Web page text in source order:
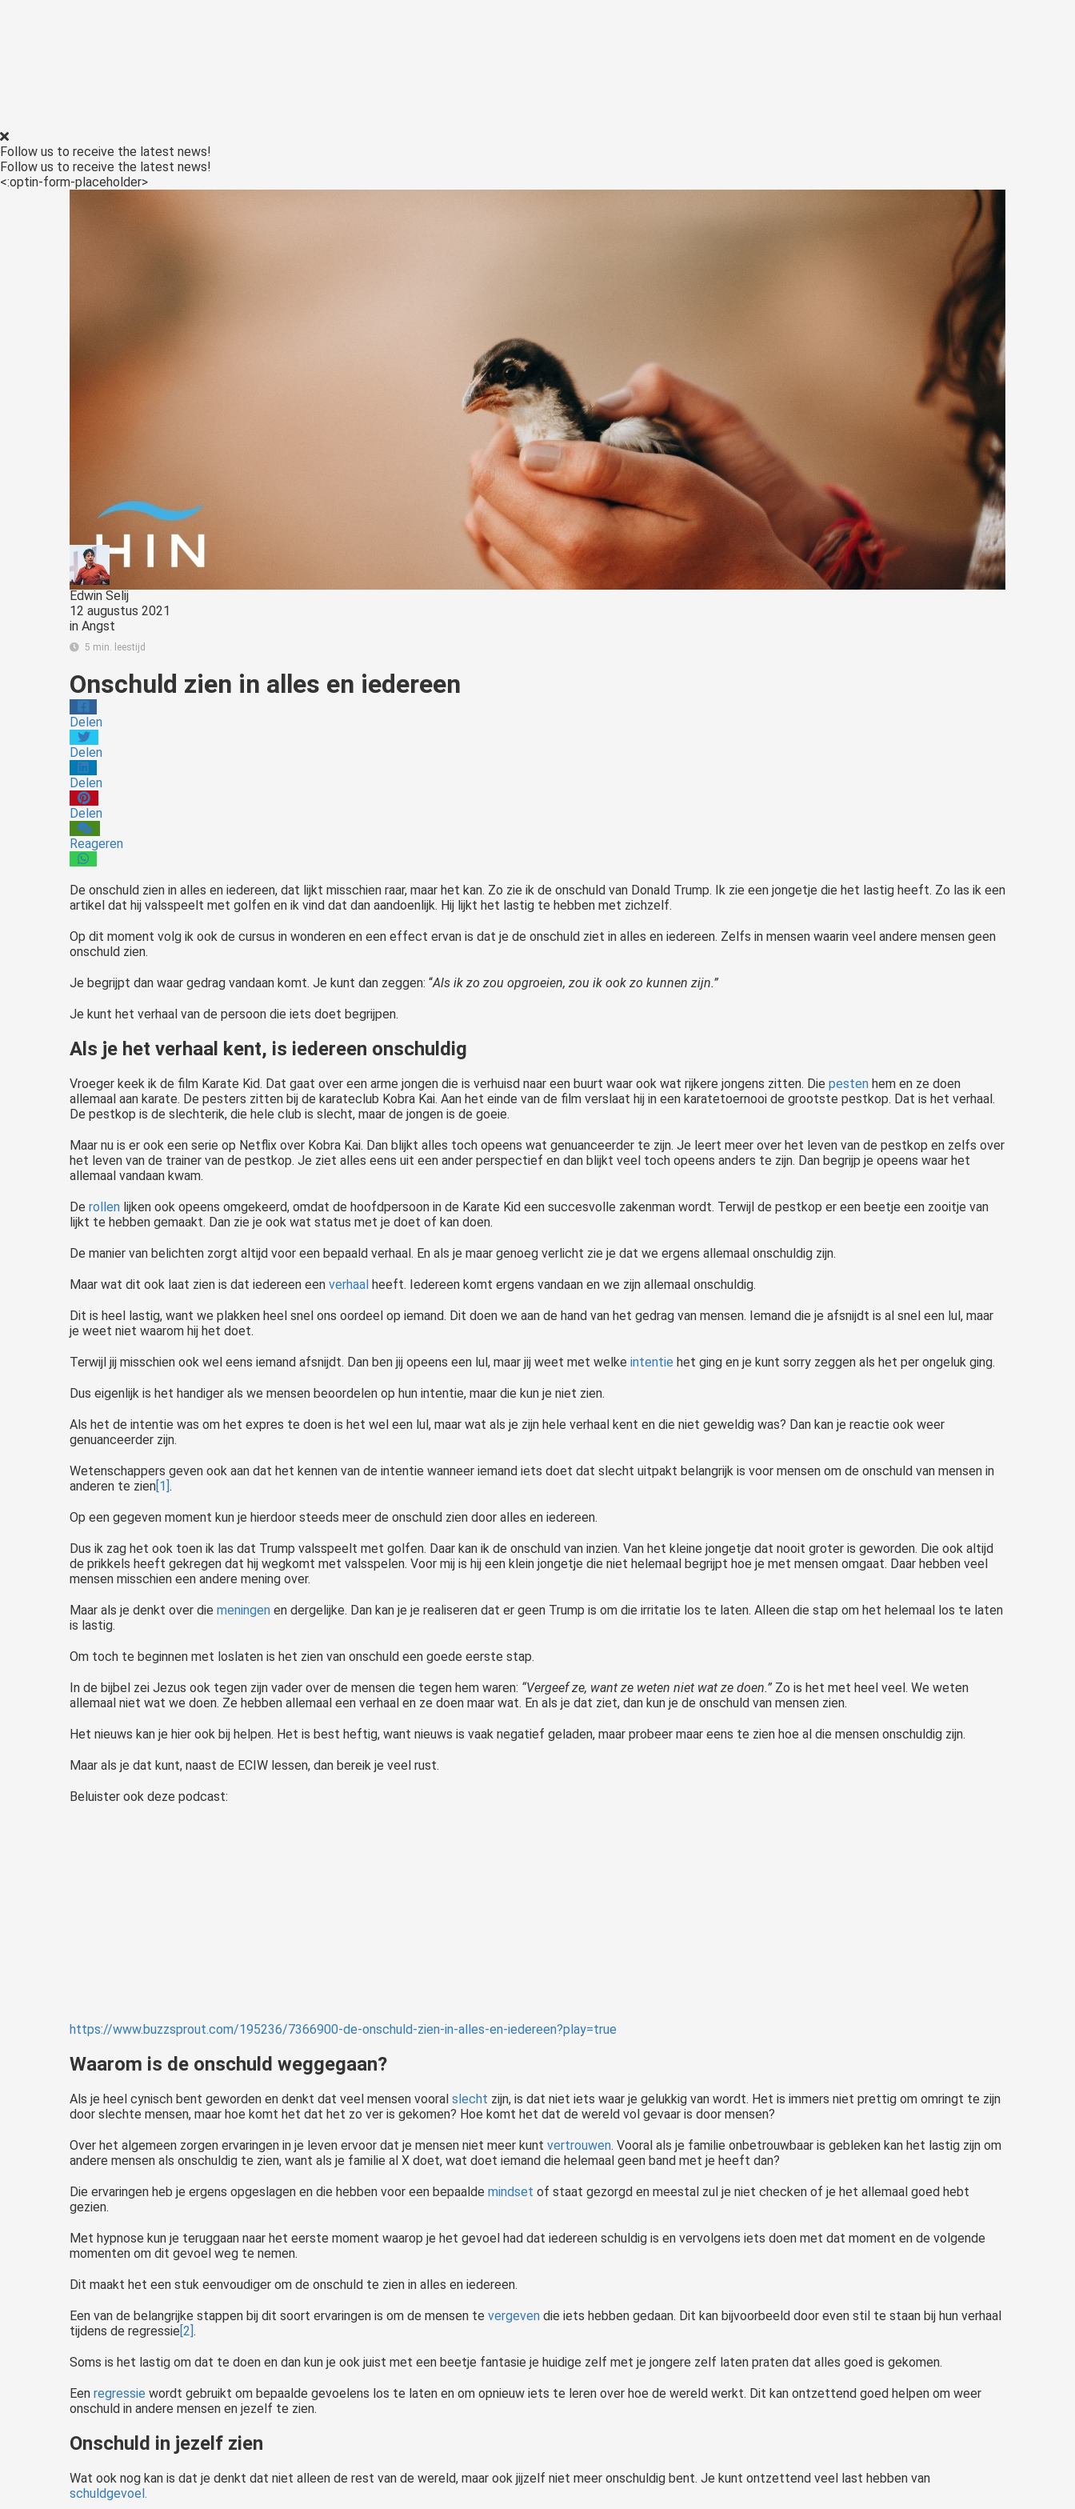
Follow us to receive the latest news!
Follow us to receive the latest news!
<:optin-form-placeholder>
Edwin Selij
12 augustus 2021
in Angst
5 min. leestijd
Onschuld zien in alles en iedereen
Delen
Delen
Delen
Delen
Reageren
De onschuld zien in alles en iedereen, dat lijkt misschien raar, maar het kan. Zo zie ik de onschuld van Donald Trump. Ik zie een jongetje die het lastig heeft. Zo las ik een
artikel dat hij valsspeelt met golfen en ik vind dat dan aandoenlijk. Hij lijkt het lastig te hebben met zichzelf.
Op dit moment volg ik ook de cursus in wonderen en een effect ervan is dat je de onschuld ziet in alles en iedereen. Zelfs in mensen waarin veel andere mensen geen
onschuld zien.
Je begrijpt dan waar gedrag vandaan komt. Je kunt dan zeggen: “Als ik zo zou opgroeien, zou ik ook zo kunnen zijn.”
Je kunt het verhaal van de persoon die iets doet begrijpen.
Als je het verhaal kent, is iedereen onschuldig
Vroeger keek ik de film Karate Kid. Dat gaat over een arme jongen die is verhuisd naar een buurt waar ook wat rijkere jongens zitten. Die pesten hem en ze doen
allemaal aan karate. De pesters zitten bij de karateclub Kobra Kai. Aan het einde van de film verslaat hij in een karatetoernooi de grootste pestkop. Dat is het verhaal.
De pestkop is de slechterik, die hele club is slecht, maar de jongen is de goeie.
Maar nu is er ook een serie op Netflix over Kobra Kai. Dan blijkt alles toch opeens wat genuanceerder te zijn. Je leert meer over het leven van de pestkop en zelfs over
het leven van de trainer van de pestkop. Je ziet alles eens uit een ander perspectief en dan blijkt veel toch opeens anders te zijn. Dan begrijp je opeens waar het
allemaal vandaan kwam.
De rollen lijken ook opeens omgekeerd, omdat de hoofdpersoon in de Karate Kid een succesvolle zakenman wordt. Terwijl de pestkop er een beetje een zooitje van
lijkt te hebben gemaakt. Dan zie je ook wat status met je doet of kan doen.
De manier van belichten zorgt altijd voor een bepaald verhaal. En als je maar genoeg verlicht zie je dat we ergens allemaal onschuldig zijn.
Maar wat dit ook laat zien is dat iedereen een verhaal heeft. Iedereen komt ergens vandaan en we zijn allemaal onschuldig.
Dit is heel lastig, want we plakken heel snel ons oordeel op iemand. Dit doen we aan de hand van het gedrag van mensen. Iemand die je afsnijdt is al snel een lul, maar
je weet niet waarom hij het doet.
Terwijl jij misschien ook wel eens iemand afsnijdt. Dan ben jij opeens een lul, maar jij weet met welke intentie het ging en je kunt sorry zeggen als het per ongeluk ging.
Dus eigenlijk is het handiger als we mensen beoordelen op hun intentie, maar die kun je niet zien.
Als het de intentie was om het expres te doen is het wel een lul, maar wat als je zijn hele verhaal kent en die niet geweldig was? Dan kan je reactie ook weer
genuanceerder zijn.
Wetenschappers geven ook aan dat het kennen van de intentie wanneer iemand iets doet dat slecht uitpakt belangrijk is voor mensen om de onschuld van mensen in
anderen te zien[1].
Op een gegeven moment kun je hierdoor steeds meer de onschuld zien door alles en iedereen.
Dus ik zag het ook toen ik las dat Trump valsspeelt met golfen. Daar kan ik de onschuld van inzien. Van het kleine jongetje dat nooit groter is geworden. Die ook altijd
de prikkels heeft gekregen dat hij wegkomt met valsspelen. Voor mij is hij een klein jongetje die niet helemaal begrijpt hoe je met mensen omgaat. Daar hebben veel
mensen misschien een andere mening over.
Maar als je denkt over die meningen en dergelijke. Dan kan je je realiseren dat er geen Trump is om die irritatie los te laten. Alleen die stap om het helemaal los te laten
is lastig.
Om toch te beginnen met loslaten is het zien van onschuld een goede eerste stap.
In de bijbel zei Jezus ook tegen zijn vader over de mensen die tegen hem waren: “Vergeef ze, want ze weten niet wat ze doen.” Zo is het met heel veel. We weten
allemaal niet wat we doen. Ze hebben allemaal een verhaal en ze doen maar wat. En als je dat ziet, dan kun je de onschuld van mensen zien.
Het nieuws kan je hier ook bij helpen. Het is best heftig, want nieuws is vaak negatief geladen, maar probeer maar eens te zien hoe al die mensen onschuldig zijn.
Maar als je dat kunt, naast de ECIW lessen, dan bereik je veel rust.
Beluister ook deze podcast:
https://www.buzzsprout.com/195236/7366900-de-onschuld-zien-in-alles-en-iedereen?play=true
Waarom is de onschuld weggegaan?
Als je heel cynisch bent geworden en denkt dat veel mensen vooral slecht zijn, is dat niet iets waar je gelukkig van wordt. Het is immers niet prettig om omringt te zijn
door slechte mensen, maar hoe komt het dat het zo ver is gekomen? Hoe komt het dat de wereld vol gevaar is door mensen?
Over het algemeen zorgen ervaringen in je leven ervoor dat je mensen niet meer kunt vertrouwen. Vooral als je familie onbetrouwbaar is gebleken kan het lastig zijn om
andere mensen als onschuldig te zien, want als je familie al X doet, wat doet iemand die helemaal geen band met je heeft dan?
Die ervaringen heb je ergens opgeslagen en die hebben voor een bepaalde mindset of staat gezorgd en meestal zul je niet checken of je het allemaal goed hebt
gezien.
Met hypnose kun je teruggaan naar het eerste moment waarop je het gevoel had dat iedereen schuldig is en vervolgens iets doen met dat moment en de volgende
momenten om dit gevoel weg te nemen.
Dit maakt het een stuk eenvoudiger om de onschuld te zien in alles en iedereen.
Een van de belangrijke stappen bij dit soort ervaringen is om de mensen te vergeven die iets hebben gedaan. Dit kan bijvoorbeeld door even stil te staan bij hun verhaal
tijdens de regressie[2].
Soms is het lastig om dat te doen en dan kun je ook juist met een beetje fantasie je huidige zelf met je jongere zelf laten praten dat alles goed is gekomen.
Een regressie wordt gebruikt om bepaalde gevoelens los te laten en om opnieuw iets te leren over hoe de wereld werkt. Dit kan ontzettend goed helpen om weer
onschuld in andere mensen en jezelf te zien.
Onschuld in jezelf zien
Wat ook nog kan is dat je denkt dat niet alleen de rest van de wereld, maar ook jijzelf niet meer onschuldig bent. Je kunt ontzettend veel last hebben van
schuldgevoel.